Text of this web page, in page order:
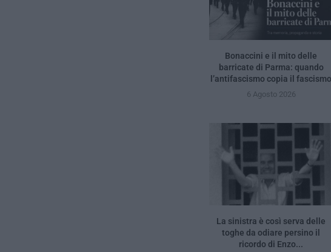
Bonaccini e il mito delle
barricate di Parma: quando
l’antifascismo copia il fascismo
6 Agosto 2026
La sinistra è così serva delle
toghe da odiare persino il
ricordo di Enzo...